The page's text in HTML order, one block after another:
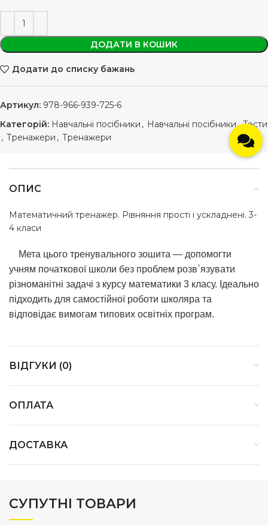
ДОДАТИ В КОШИК
Додати до списку бажань
Артикул: 978-966-939-725-6
Категорій: Навчальні посібники , Навчальні посібники, Тести
, Тренажери , Тренажери
ОПИС
Математичний тренажер. Рівняння прості і ускладнені. 3-
4 класи
Мета цього тренувального зошита — допомогти
учням початкової школи без проблем розв`язувати
різноманітні задачі з курсу математики 3 класу. Ідеально
підходить для самостійної роботи школяра та
відповідає вимогам типових освітніх програм.
ВІДГУКИ (0)
ОПЛАТА
ДОСТАВКА
СУПУТНІ ТОВАРИ